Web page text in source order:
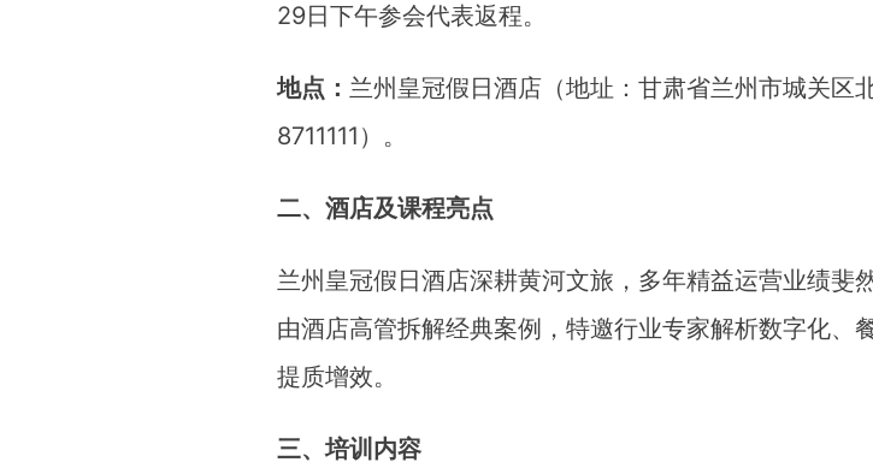
29日下午参会代表返程。
地点： 兰州皇冠假日酒店（地址：甘肃省兰州市城关区
8711111）。
二、酒店及课程亮点
兰州皇冠假日酒店深耕黄河文旅，多年精益运营业绩斐
由酒店高管拆解经典案例，特邀行业专家解析数字化、
提质增效。
三、培训内容